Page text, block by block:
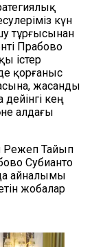
күн
тұрғысынан
Прабово
істер
қорғаныс
жасанды
дейінгі кең
алдағы
Режеп Тайып
Субианто
айналымы
жобалар